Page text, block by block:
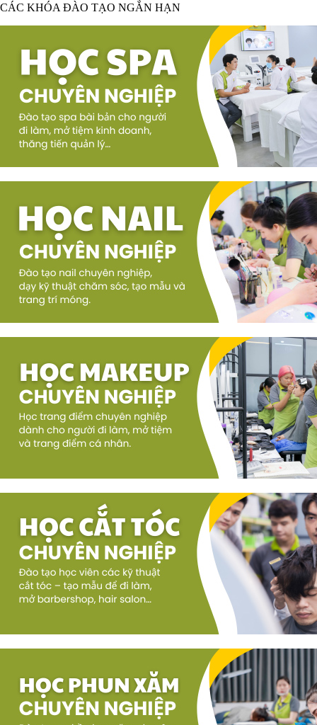
CÁC KHÓA ĐÀO TẠO NGẮN HẠN